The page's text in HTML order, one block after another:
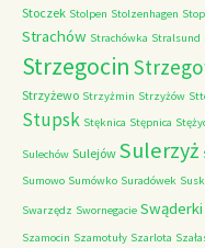
Stoczek Stolpen Stolzenhagen
Strachów Strachówka Stralsund
Strzegocin
Strzyżewo Strzyżmin Strzyżów
Stupsk Stęknica Stępnica
Sulechów Sulejów Sulerzyż
Sumowo Sumówko Suradówek
Swarzędz Swornegacie Swąderki
Szamocin Szamotuły Szarlota